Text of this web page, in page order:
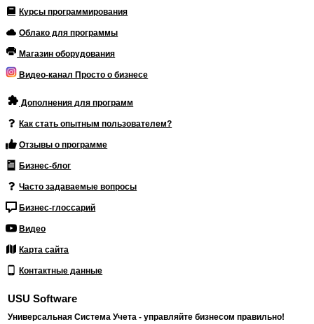
Курсы программирования
Облако для программы
Магазин оборудования
Видео-канал Просто о бизнесе
Дополнения для программ
Как стать опытным пользователем?
Отзывы о программе
Бизнес-блог
Часто задаваемые вопросы
Бизнес-глоссарий
Видео
Карта сайта
Контактные данные
USU Software
Универсальная Система Учета - управляйте бизнесом правильно!